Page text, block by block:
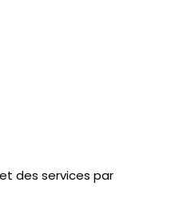
des services par